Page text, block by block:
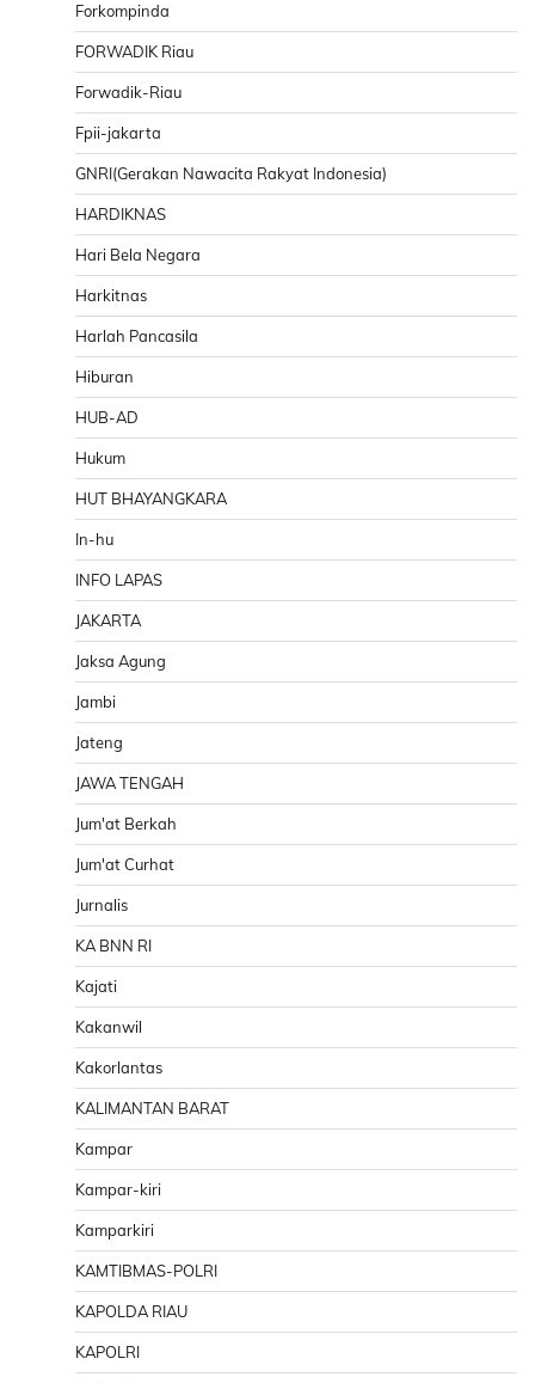
Forkompinda
FORWADIK Riau
Forwadik-Riau
Fpii-jakarta
GNRI(Gerakan Nawacita Rakyat Indonesia)
HARDIKNAS
Hari Bela Negara
Harkitnas
Harlah Pancasila
Hiburan
HUB-AD
Hukum
HUT BHAYANGKARA
In-hu
INFO LAPAS
JAKARTA
Jaksa Agung
Jambi
Jateng
JAWA TENGAH
Jum'at Berkah
Jum'at Curhat
Jurnalis
KA BNN RI
Kajati
Kakanwil
Kakorlantas
KALIMANTAN BARAT
Kampar
Kampar-kiri
Kamparkiri
KAMTIBMAS-POLRI
KAPOLDA RIAU
KAPOLRI